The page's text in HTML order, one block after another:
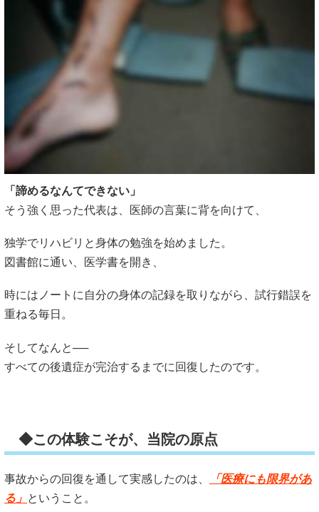
「諦めるなんてできない」
そう強く思った代表は、医師の言葉に背を向けて、
独学でリハビリと身体の勉強を始めました。
図書館に通い、医学書を開き、
時にはノートに自分の身体の記録を取りながら、試行錯誤を
重ねる毎日。
そしてなんと──
すべての後遺症が完治するまでに回復したのです。
◆この体験こそが、当院の原点
事故からの回復を通して実感したのは、
「医療にも限界があ
る」 ということ。